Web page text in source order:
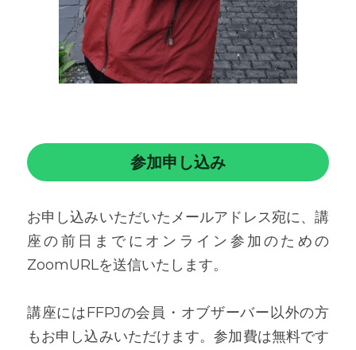
参加申し込み
お申し込みいただいたメールアドレス宛に、講
座の前日までにオンライン参加のための
ZoomURLを送信いたします。
講座にはFFPJの会員・オブザーバー以外の方
もお申し込みいただけます。参加費は無料です